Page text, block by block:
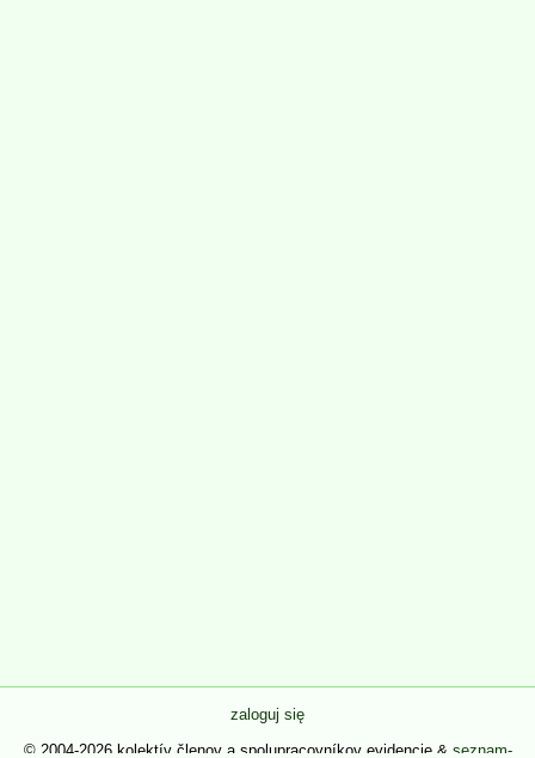
zaloguj się
© 2004-2026 kolektív členov a spolupracovníkov evidencie & seznam-